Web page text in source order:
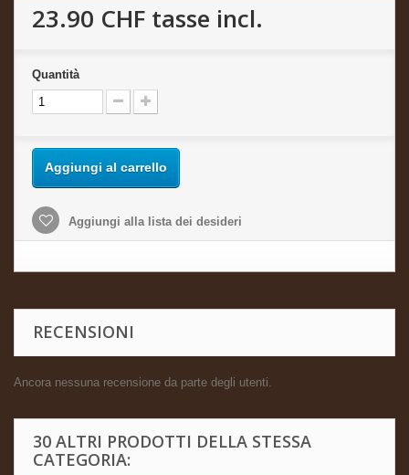
23.90 CHF tasse incl.
Quantità
Aggiungi al carrello
Aggiungi alla lista dei desideri
RECENSIONI
Ancora nessuna recensione da parte degli utenti.
30 ALTRI PRODOTTI DELLA STESSA
CATEGORIA: